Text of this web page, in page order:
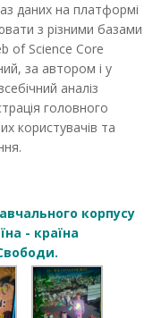
даних на платформі
з різними базами
of Science Core
за автором і у
аналіз
головного
користувачів та
корпусу
- країна